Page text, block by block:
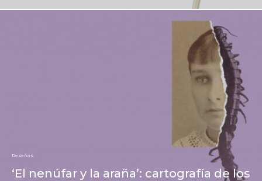
Reseñas
‘El nenúfar y la araña’: cartografía de los